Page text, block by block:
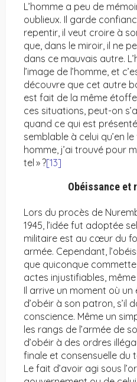
L’homme a peu de
oublieux. Il garde
repentir, il veut croire à
que, dans le miroir, il ne
dans ce mauvais autre.
l’image de l’homme, et
découvre que cet autre
est fait de la même
ces situations, peut-on
quand ce qui est
semblable à celui qu’en
homme, j’ai trouvé pour
tel » ?[13]
Obéissance et
Lors du procès de
1945, l’idée fut adoptée
militaire est au cœur du
armée. Cependant,
que quiconque
actes injustifiables,
Il arrive un moment où
d’obéir à son patron, s’il
conscience. Même un
les rangs de l’armée de
d’obéir à des ordres
finale et consensuelle du
Le fait d’avoir agi sous